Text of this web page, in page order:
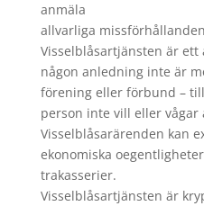
anmäla
allvarliga
Visselblåsartjänsten är
någon anledning inte är
förening eller förbund –
person inte vill eller vågar
Visselblåsarärenden kan
ekonomiska
trakasserier.
Visselblåsartjänsten är